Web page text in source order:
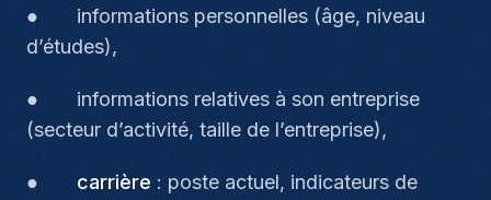
● informations personnelles (âge, niveau
d’études),
● informations relatives à son entreprise
(secteur d’activité, taille de l’entreprise),
● carrière : poste actuel, indicateurs de